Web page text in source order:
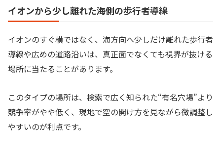
イオンから少し離れた海側の歩行者導線
イオンのすぐ横ではなく、海方向へ少しだけ離れた歩行者
導線や広めの道路沿いは、真正面でなくても視界が抜ける
場所に当たることがあります。
このタイプの場所は、検索で広く知られた“有名穴場”より
競争率がやや低く、現地で空の開け方を見ながら微調整し
やすいのが利点です。